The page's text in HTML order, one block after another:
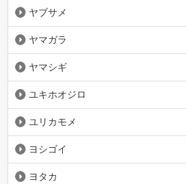
ヤブサメ
ヤマガラ
ヤマシギ
ユキホオジロ
ユリカモメ
ヨシゴイ
ヨタカ